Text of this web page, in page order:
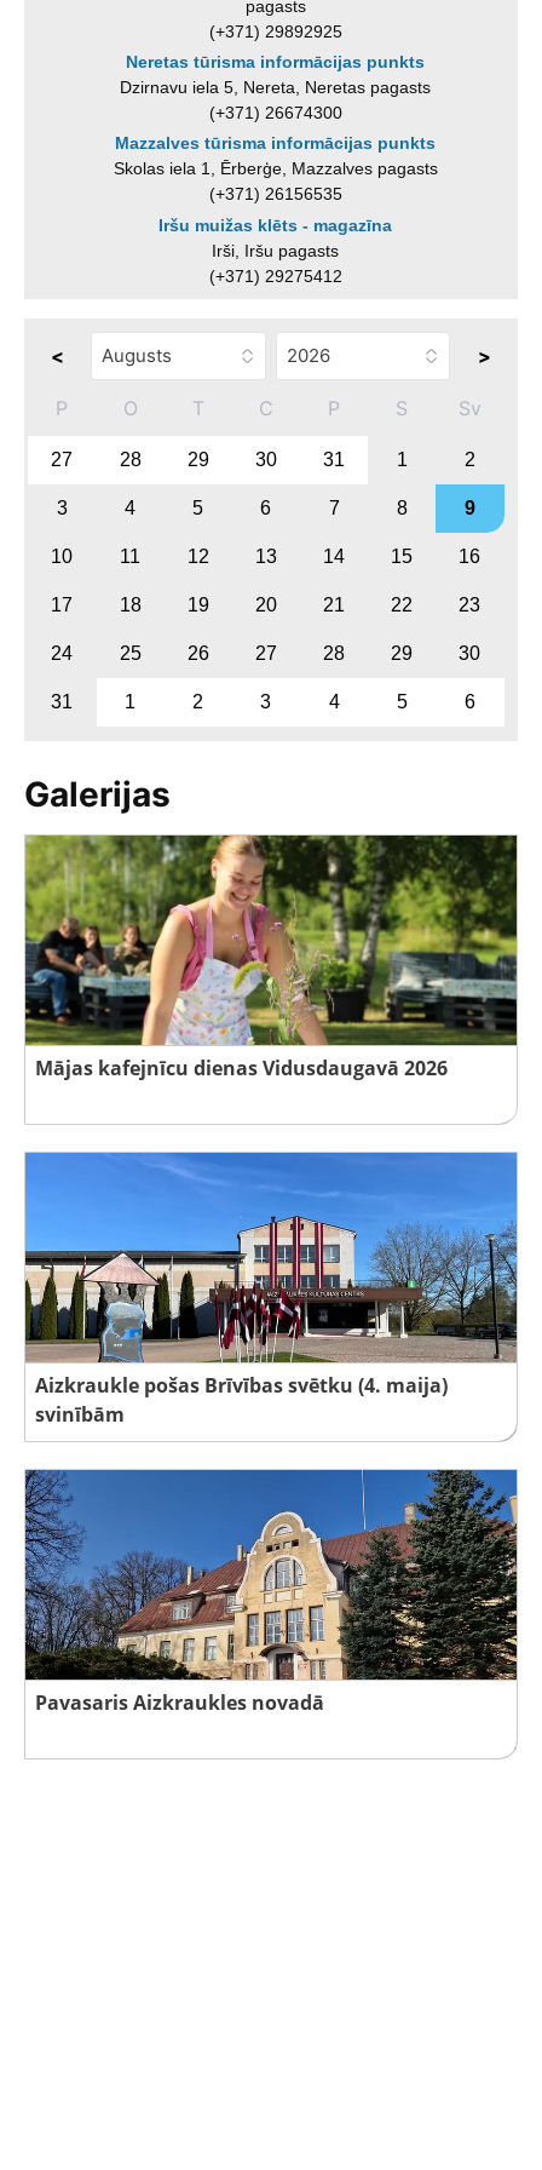
pagasts
(+371) 29892925
Neretas tūrisma informācijas punkts
Dzirnavu iela 5, Nereta, Neretas pagasts
(+371) 26674300
Mazzalves tūrisma informācijas punkts
Skolas iela 1, Ērberģe, Mazzalves pagasts
(+371) 26156535
Iršu muižas klēts - magazīna
Irši, Iršu pagasts
(+371) 29275412
< >
P O T C P S Sv
27 28 29 30 31 1 2
3 4 5 6 7 8 9
10 11 12 13 14 15 16
17 18 19 20 21 22 23
24 25 26 27 28 29 30
31 1 2 3 4 5 6
Galerijas
Mājas kafejnīcu dienas Vidusdaugavā 2026
Aizkraukle pošas Brīvības svētku (4. maija)
svinībām
Pavasaris Aizkraukles novadā